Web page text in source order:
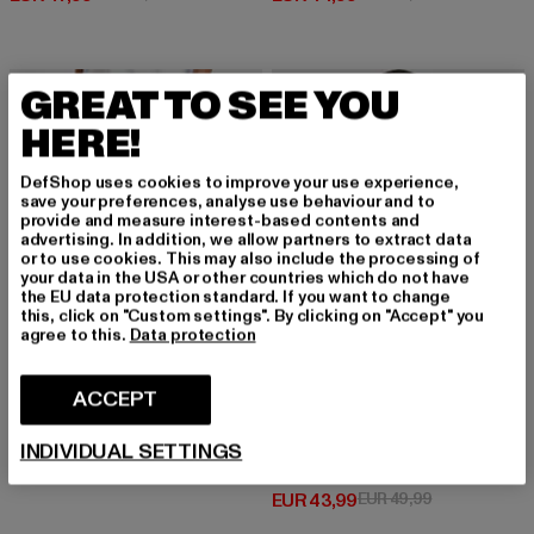
-20%
DEF
Texas
EUR 39,99
Huidige prijs: EUR 39,99
EUR 49,99Actieprijs: EUR 49,99
-12%
EUR 43,99
Huidige prijs: EUR 43,99
EUR 49,99Actieprijs:
GREAT TO SEE YOU
HERE!
DefShop uses cookies to improve your use experience,
save your preferences, analyse use behaviour and to
provide and measure interest-based contents and
advertising. In addition, we allow partners to extract data
or to use cookies. This may also include the processing of
your data in the USA or other countries which do not have
the EU data protection standard. If you want to change
this, click on "Custom settings". By clicking on "Accept" you
agree to this. Data protection
ACCEPT
INDIVIDUAL SETTINGS